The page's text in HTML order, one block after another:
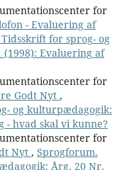
for
- Evaluering af
for sprog- og
Evaluering af
for
Godt Nyt ,
og kulturpædagogik:
- hvad skal vi kunne?
for
Nyt , Sprogforum.
Årg. 20 Nr.